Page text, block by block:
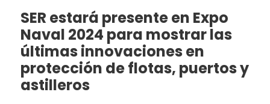
SER estará presente en Expo
Naval 2024 para mostrar las
últimas innovaciones en
protección de flotas, puertos y
astilleros